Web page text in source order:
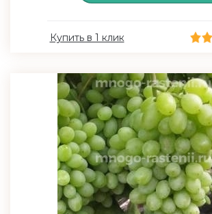
Купить в 1 клик